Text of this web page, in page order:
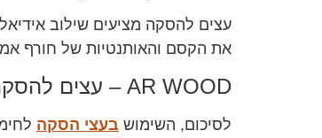
עצים להסקה מציעים שילוב
את הקסם והאותנטיות של חורף
AR WOOD – עצים להסקה
לסיכום, השימוש בעצי הסקה